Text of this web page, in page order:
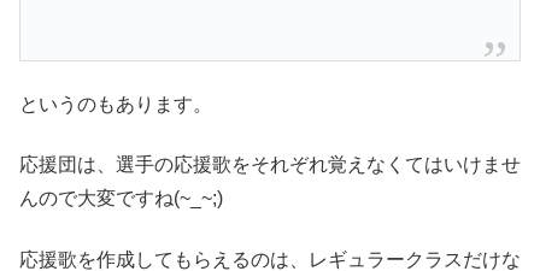
というのもあります。
応援団は、選手の応援歌をそれぞれ覚えなくてはいけませ
んので大変ですね(~_~;)
応援歌を作成してもらえるのは、レギュラークラスだけな